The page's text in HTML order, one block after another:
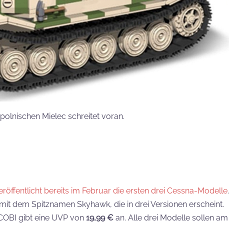
Mielec schreitet voran.
bereits im Februar die ersten drei Cessna-Modelle.
dem Spitznamen Skyhawk, die in drei Versionen erscheint.
gibt eine UVP von 19,99 € an. Alle drei Modelle sollen am